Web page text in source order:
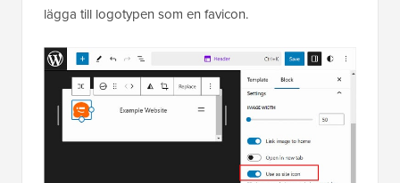
lägga till logotypen som en favicon.